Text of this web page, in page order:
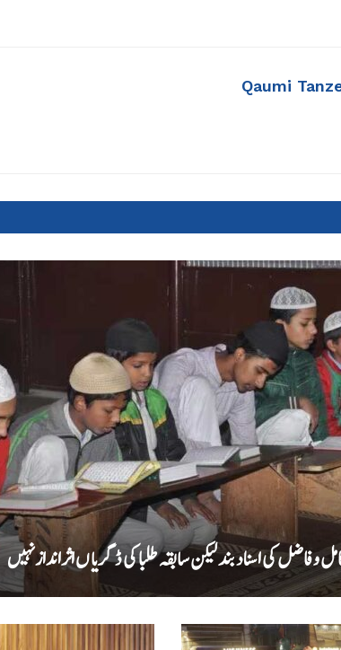
Qaumi
فاضل کی اسناد بند لیکن سابقہ طلبا کی ڈگریا ں اثرانداز نہیں